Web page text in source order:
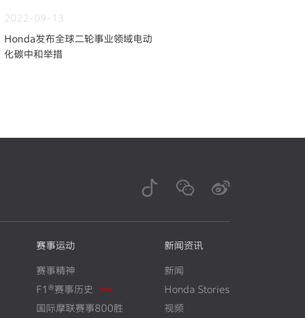
2022-09-13
Honda发布全球二轮事业领域电动
化碳中和举措
赛事运动
赛事精神
F1®赛事历史
NEW
国际摩联赛事800胜
新闻资讯
新闻
Honda Stories
视频